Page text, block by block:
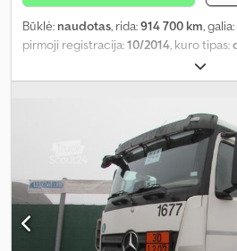
Būklė: naudotas, rida:914 700 km, galia:
pirmoji registracija:10/2014, kuro tipas:
, ašių konfigūracija:6x2
dyzelinas, vairuotojo kabina:
, bendras plotis:2 500 mm
ABS, AdBlue, autonominis
elektrinis langų reguliavimas, kruizo
kondicionavimas,